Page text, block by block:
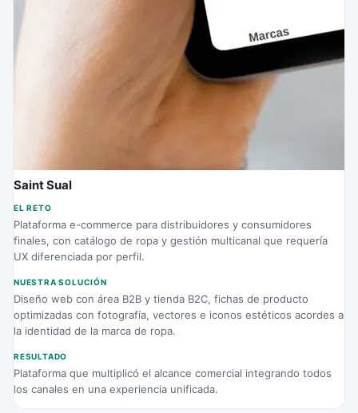
Saint Sual
EL RETO
Plataforma e-commerce para distribuidores y consumidores
finales, con catálogo de ropa y gestión multicanal que requería
UX diferenciada por perfil.
NUESTRA SOLUCIÓN
Diseño web con área B2B y tienda B2C, fichas de producto
optimizadas con fotografía, vectores e iconos estéticos acordes a
la identidad de la marca de ropa.
RESULTADO
Plataforma que multiplicó el alcance comercial integrando todos
los canales en una experiencia unificada.